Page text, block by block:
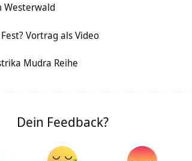
Westerwald
Vortrag als Video
Mudra Reihe
Dein Feedback?